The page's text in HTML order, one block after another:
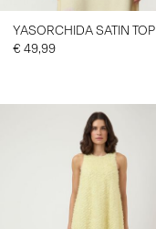
YASORCHIDA SATIN TOP
€ 49,99